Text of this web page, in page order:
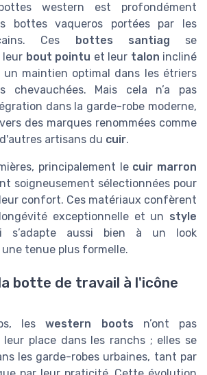
western est profondément
bottes vaqueros portées par les
Ces bottes santiag se
leur bout pointu et leur talon incliné
maintien optimal dans les étriers
chevauchées. Mais cela n’a pas
dans la garde-robe moderne,
des marques renommées comme
artisans du cuir.
principalement le cuir marron
soigneusement sélectionnées pour
confort. Ces matériaux confèrent
exceptionnelle et un style
s’adapte aussi bien à un look
tenue plus formelle.
botte de travail à l'icône
leswestern boots n’ont pas
leur place dans les ranchs ; elles se
les garde-robes urbaines, tant par